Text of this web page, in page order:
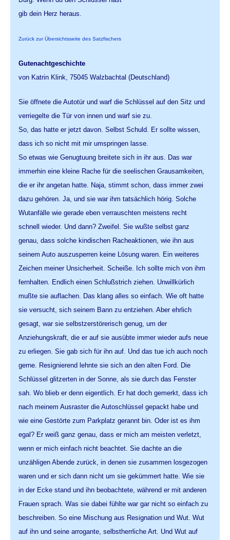
gib dein Herz heraus.
Zurück zur Übersichtsseite des Satzfischers
Gutenachtgeschichte
von Katrin Klink, 75045 Walzbachtal (Deutschland)
Sie öffnete die Autotür und warf die Schlüssel auf den Sitz und
verriegelte die Tür von innen und warf sie zu.
So, das hatte er jetzt davon. Selbst Schuld. Er sollte wissen,
dass ich so nicht mit mir umspringen lasse.
So etwas wie Genugtuung breitete sich in ihr aus. Das war
immerhin eine kleine Rache für die seelischen Grausamkeiten,
die er ihr angetan hatte. Naja, stimmt schon, dass immer zwei
dazu gehören. Ja, und sie war ihm tatsächlich hörig. Solche
Wutanfälle wie gerade eben verrauschten meistens recht
schnell wieder. Und dann? Zweifel. Sie wußte selbst ganz
genau, dass solche kindischen Racheaktionen, wie ihn aus
seinem Auto auszusperren keine Lösung waren. Ein weiteres
Zeichen meiner Unsicherheit. Scheiße. Ich sollte mich von ihm
fernhalten. Endlich einen Schlußstrich ziehen. Unwillkürlich
mußte sie auflachen. Das klang alles so einfach. Wie oft hatte
sie versucht, sich seinem Bann zu entziehen. Aber ehrlich
gesagt, war sie selbstzerstörerisch genug, um der
Anziehungskraft, die er auf sie ausübte immer wieder aufs neue
zu erliegen. Sie gab sich für ihn auf. Und das tue ich auch noch
gerne. Resignierend lehnte sie sich an den alten Ford. Die
Schlüssel glitzerten in der Sonne, als sie durch das Fenster
sah. Wo blieb er denn eigentlich. Er hat doch gemerkt, dass ich
nach meinem Ausraster die Autoschlüssel gepackt habe und
wie eine Gestörte zum Parkplatz gerannt bin. Oder ist es ihm
egal? Er weiß ganz genau, dass er mich am meisten verletzt,
wenn er mich einfach nicht beachtet. Sie dachte an die
unzähligen Abende zurück, in denen sie zusammen losgezogen
waren und er sich dann nicht um sie gekümmert hatte. Wie sie
in der Ecke stand und ihn beobachtete, während er mit anderen
Frauen sprach. Was sie dabei fühlte war gar nicht so einfach zu
beschreiben. So eine Mischung aus Resignation und Wut. Wut
auf ihn und seine arrogante, selbstherrliche Art. Und Wut auf